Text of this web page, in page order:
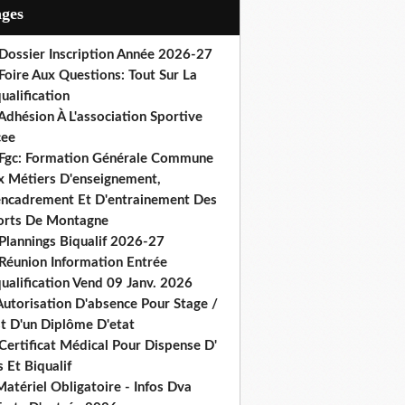
Inscription Année 2026-27
Aux Questions: Tout Sur La
À L'association Sportive
Formation Générale Commune
Métiers D'enseignement,
Et D'entrainement Des
De Montagne
Biqualif 2026-27
Information Entrée
Vend 09 Janv. 2026
D'absence Pour Stage /
D'un Diplôme D'etat
Médical Pour Dispense D'
Et Biqualif
Obligatoire - Infos Dva